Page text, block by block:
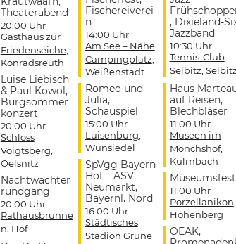
Theaterabend
20:00 Uhr
Gasthaus zur
Friedenseiche,
Konradsreuth
Luise Liebisch
& Paul Kowol,
Burgsommer
konzert
20:00 Uhr
Schloss
Voigtsberg
Oelsnitz
Nachtwächter
rundgang
20:00 Uhr
Rathausbrunne
n , Hof
Fischereiverei
n
14:00 Uhr
Am See – Nähe
Campingplatz
Weißenstadt
Romeo und
Julia,
Schauspiel
15:00 Uhr
Luisenburg
Wunsiedel
SpVgg Bayern
Hof – ASV
Neumarkt,
Bayernl. Nord
16:00 Uhr
Städtisches
Stadion Grüne
, Dixieland-
Jazzband
10:30 Uhr
Tennis-Club
Selbitz ,
Haus
auf Reisen,
Blechbläser
11:00 Uhr
Museen im
Mönchshof,
Kulmbach
Museumsfest
11:00 Uhr
Porzellanikon
Hohenberg
OEAK,